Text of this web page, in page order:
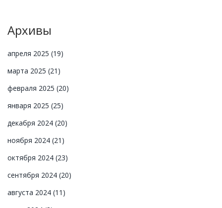
Архивы
апреля 2025 (19)
марта 2025 (21)
февраля 2025 (20)
января 2025 (25)
декабря 2024 (20)
ноября 2024 (21)
октября 2024 (23)
сентября 2024 (20)
августа 2024 (11)